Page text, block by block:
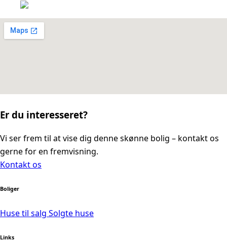
Er du interesseret?
Vi ser frem til at vise dig denne skønne bolig – kontakt os
gerne for en fremvisning.
Kontakt os
Boliger
Huse til salg Solgte huse
Links